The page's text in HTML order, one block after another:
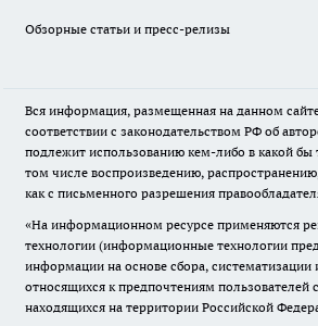
Обзорные статьи и пресс-релизы
Вся информация, размещенная на данном
соответствии с законодательством РФ об
подлежит использованию кем-либо в какой
том числе воспроизведению,
как с письменного разрешения
«На информационном ресурсе применяются
технологии (информационные технологии
информации на основе сбора, систематизации
относящихся к предпочтениям пользователей
находящихся на территории Российской